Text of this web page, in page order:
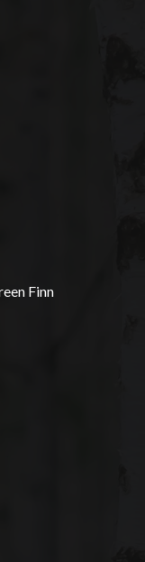
Finn